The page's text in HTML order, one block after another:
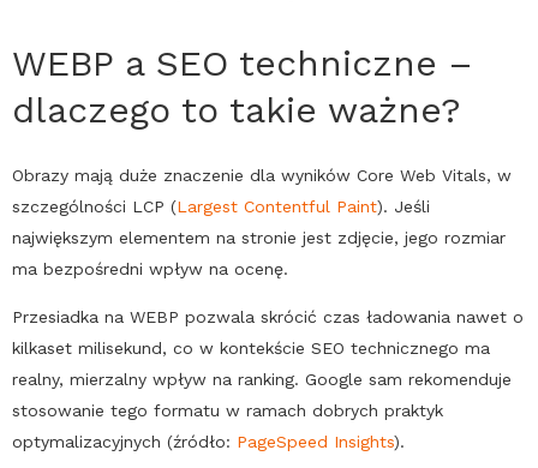
WEBP a SEO techniczne –
dlaczego to takie ważne?
Obrazy mają duże znaczenie dla wyników Core Web Vitals, w
szczególności LCP (Largest Contentful Paint). Jeśli
największym elementem na stronie jest zdjęcie, jego rozmiar
ma bezpośredni wpływ na ocenę.
Przesiadka na WEBP pozwala skrócić czas ładowania nawet o
kilkaset milisekund, co w kontekście SEO technicznego ma
realny, mierzalny wpływ na ranking. Google sam rekomenduje
stosowanie tego formatu w ramach dobrych praktyk
optymalizacyjnych (źródło: PageSpeed Insights).